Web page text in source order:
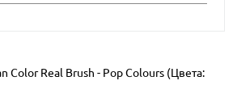
Color Real Brush - Pop Colours (Цвета: